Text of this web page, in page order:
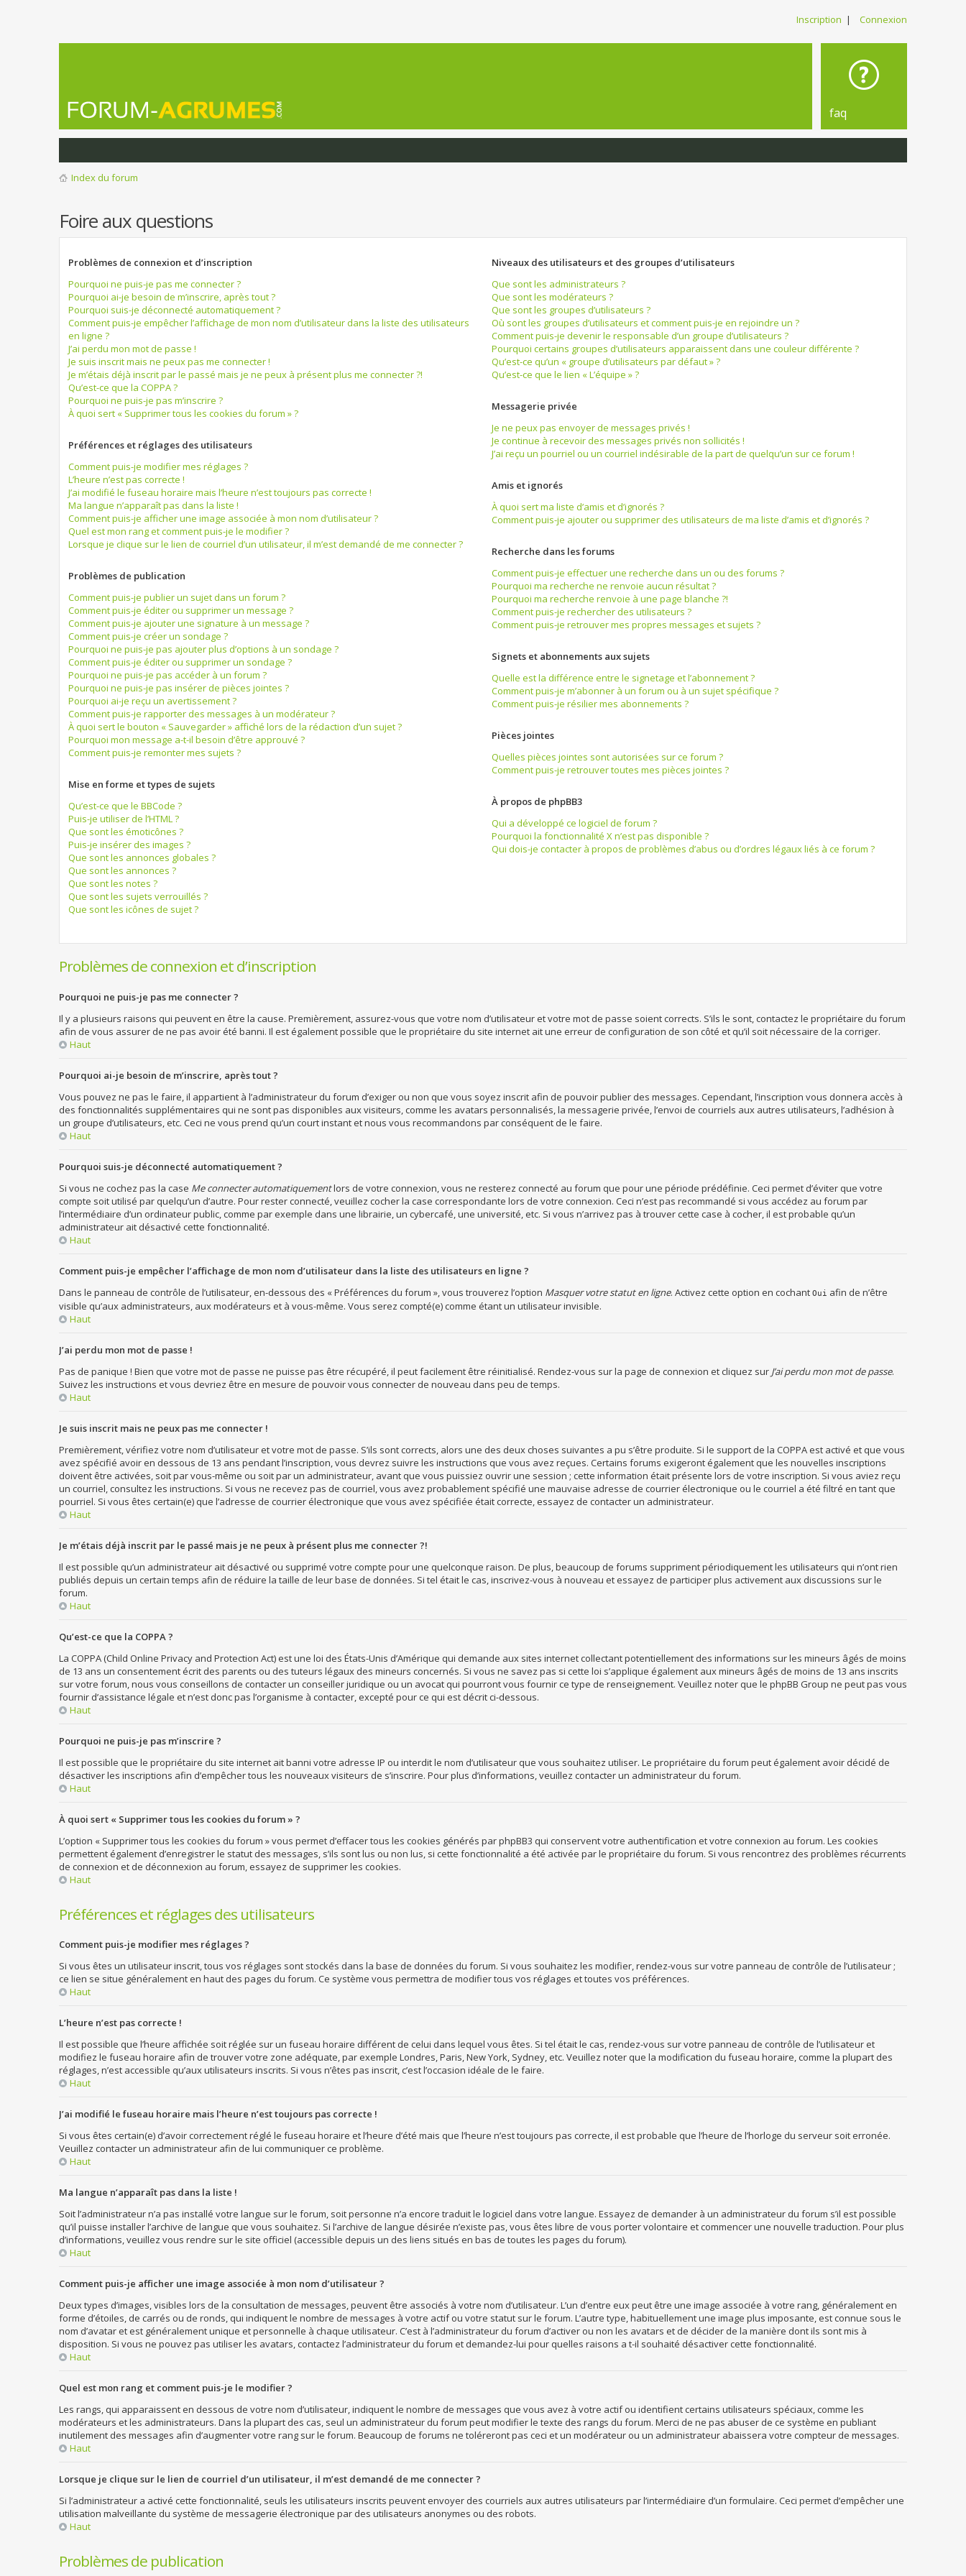
Inscription | Connexion
faq
Index du forum
Foire aux questions
Problèmes de connexion et d’inscription
Pourquoi ne puis-je pas me connecter ?
Pourquoi ai-je besoin de m’inscrire, après tout ?
Pourquoi suis-je déconnecté automatiquement ?
Comment puis-je empêcher l’affichage de mon nom d’utilisateur dans la liste des utilisateurs
en ligne ?
J’ai perdu mon mot de passe !
Je suis inscrit mais ne peux pas me connecter !
Je m’étais déjà inscrit par le passé mais je ne peux à présent plus me connecter ?!
Qu’est-ce que la COPPA ?
Pourquoi ne puis-je pas m’inscrire ?
À quoi sert « Supprimer tous les cookies du forum » ?
Préférences et réglages des utilisateurs
Comment puis-je modifier mes réglages ?
L’heure n’est pas correcte !
J’ai modifié le fuseau horaire mais l’heure n’est toujours pas correcte !
Ma langue n’apparaît pas dans la liste !
Comment puis-je afficher une image associée à mon nom d’utilisateur ?
Quel est mon rang et comment puis-je le modifier ?
Lorsque je clique sur le lien de courriel d’un utilisateur, il m’est demandé de me connecter ?
Problèmes de publication
Comment puis-je publier un sujet dans un forum ?
Comment puis-je éditer ou supprimer un message ?
Comment puis-je ajouter une signature à un message ?
Comment puis-je créer un sondage ?
Pourquoi ne puis-je pas ajouter plus d’options à un sondage ?
Comment puis-je éditer ou supprimer un sondage ?
Pourquoi ne puis-je pas accéder à un forum ?
Pourquoi ne puis-je pas insérer de pièces jointes ?
Pourquoi ai-je reçu un avertissement ?
Comment puis-je rapporter des messages à un modérateur ?
À quoi sert le bouton « Sauvegarder » affiché lors de la rédaction d’un sujet ?
Pourquoi mon message a-t-il besoin d’être approuvé ?
Comment puis-je remonter mes sujets ?
Mise en forme et types de sujets
Qu’est-ce que le BBCode ?
Puis-je utiliser de l’HTML ?
Que sont les émoticônes ?
Puis-je insérer des images ?
Que sont les annonces globales ?
Que sont les annonces ?
Que sont les notes ?
Que sont les sujets verrouillés ?
Que sont les icônes de sujet ?
Niveaux des utilisateurs et des groupes d’utilisateurs
Que sont les administrateurs ?
Que sont les modérateurs ?
Que sont les groupes d’utilisateurs ?
Où sont les groupes d’utilisateurs et comment puis-je en rejoindre un ?
Comment puis-je devenir le responsable d’un groupe d’utilisateurs ?
Pourquoi certains groupes d’utilisateurs apparaissent dans une couleur différente ?
Qu’est-ce qu’un « groupe d’utilisateurs par défaut » ?
Qu’est-ce que le lien « L’équipe » ?
Messagerie privée
Je ne peux pas envoyer de messages privés !
Je continue à recevoir des messages privés non sollicités !
J’ai reçu un pourriel ou un courriel indésirable de la part de quelqu’un sur ce forum !
Amis et ignorés
À quoi sert ma liste d’amis et d’ignorés ?
Comment puis-je ajouter ou supprimer des utilisateurs de ma liste d’amis et d’ignorés ?
Recherche dans les forums
Comment puis-je effectuer une recherche dans un ou des forums ?
Pourquoi ma recherche ne renvoie aucun résultat ?
Pourquoi ma recherche renvoie à une page blanche ?!
Comment puis-je rechercher des utilisateurs ?
Comment puis-je retrouver mes propres messages et sujets ?
Signets et abonnements aux sujets
Quelle est la différence entre le signetage et l’abonnement ?
Comment puis-je m’abonner à un forum ou à un sujet spécifique ?
Comment puis-je résilier mes abonnements ?
Pièces jointes
Quelles pièces jointes sont autorisées sur ce forum ?
Comment puis-je retrouver toutes mes pièces jointes ?
À propos de phpBB3
Qui a développé ce logiciel de forum ?
Pourquoi la fonctionnalité X n’est pas disponible ?
Qui dois-je contacter à propos de problèmes d’abus ou d’ordres légaux liés à ce forum ?
Problèmes de connexion et d’inscription
Pourquoi ne puis-je pas me connecter ?
Il y a plusieurs raisons qui peuvent en être la cause. Premièrement, assurez-vous que votre nom d’utilisateur et votre mot de passe soient corrects. S’ils le sont, contactez le propriétaire du forum
afin de vous assurer de ne pas avoir été banni. Il est également possible que le propriétaire du site internet ait une erreur de configuration de son côté et qu’il soit nécessaire de la corriger.
Haut
Pourquoi ai-je besoin de m’inscrire, après tout ?
Vous pouvez ne pas le faire, il appartient à l’administrateur du forum d’exiger ou non que vous soyez inscrit afin de pouvoir publier des messages. Cependant, l’inscription vous donnera accès à
des fonctionnalités supplémentaires qui ne sont pas disponibles aux visiteurs, comme les avatars personnalisés, la messagerie privée, l’envoi de courriels aux autres utilisateurs, l’adhésion à
un groupe d’utilisateurs, etc. Ceci ne vous prend qu’un court instant et nous vous recommandons par conséquent de le faire.
Haut
Pourquoi suis-je déconnecté automatiquement ?
Si vous ne cochez pas la case Me connecter automatiquementlors de votre connexion, vous ne resterez connecté au forum que pour une période prédéfinie. Ceci permet d’éviter que votre
compte soit utilisé par quelqu’un d’autre. Pour rester connecté, veuillez cocher la case correspondante lors de votre connexion. Ceci n’est pas recommandé si vous accédez au forum par
l’intermédiaire d’un ordinateur public, comme par exemple dans une librairie, un cybercafé, une université, etc. Si vous n’arrivez pas à trouver cette case à cocher, il est probable qu’un
administrateur ait désactivé cette fonctionnalité.
Haut
Comment puis-je empêcher l’affichage de mon nom d’utilisateur dans la liste des utilisateurs en ligne ?
Dans le panneau de contrôle de l’utilisateur, en-dessous des « Préférences du forum », vous trouverez l’option Masquer votre statut en ligne. Activez cette option en cochant Oui afin de n’être
visible qu’aux administrateurs, aux modérateurs et à vous-même. Vous serez compté(e) comme étant un utilisateur invisible.
Haut
J’ai perdu mon mot de passe !
Pas de panique ! Bien que votre mot de passe ne puisse pas être récupéré, il peut facilement être réinitialisé. Rendez-vous sur la page de connexion et cliquez sur J’ai perdu mon mot de passe.
Suivez les instructions et vous devriez être en mesure de pouvoir vous connecter de nouveau dans peu de temps.
Haut
Je suis inscrit mais ne peux pas me connecter !
Premièrement, vérifiez votre nom d’utilisateur et votre mot de passe. S’ils sont corrects, alors une des deux choses suivantes a pu s’être produite. Si le support de la COPPA est activé et que vous
avez spécifié avoir en dessous de 13 ans pendant l’inscription, vous devrez suivre les instructions que vous avez reçues. Certains forums exigeront également que les nouvelles inscriptions
doivent être activées, soit par vous-même ou soit par un administrateur, avant que vous puissiez ouvrir une session ; cette information était présente lors de votre inscription. Si vous aviez reçu
un courriel, consultez les instructions. Si vous ne recevez pas de courriel, vous avez probablement spécifié une mauvaise adresse de courrier électronique ou le courriel a été filtré en tant que
pourriel. Si vous êtes certain(e) que l’adresse de courrier électronique que vous avez spécifiée était correcte, essayez de contacter un administrateur.
Haut
Je m’étais déjà inscrit par le passé mais je ne peux à présent plus me connecter ?!
Il est possible qu’un administrateur ait désactivé ou supprimé votre compte pour une quelconque raison. De plus, beaucoup de forums suppriment périodiquement les utilisateurs qui n’ont rien
publiés depuis un certain temps afin de réduire la taille de leur base de données. Si tel était le cas, inscrivez-vous à nouveau et essayez de participer plus activement aux discussions sur le
forum.
Haut
Qu’est-ce que la COPPA ?
La COPPA (Child Online Privacy and Protection Act) est une loi des États-Unis d’Amérique qui demande aux sites internet collectant potentiellement des informations sur les mineurs âgés de moins
de 13 ans un consentement écrit des parents ou des tuteurs légaux des mineurs concernés. Si vous ne savez pas si cette loi s’applique également aux mineurs âgés de moins de 13 ans inscrits
sur votre forum, nous vous conseillons de contacter un conseiller juridique ou un avocat qui pourront vous fournir ce type de renseignement. Veuillez noter que le phpBB Group ne peut pas vous
fournir d’assistance légale et n’est donc pas l’organisme à contacter, excepté pour ce qui est décrit ci-dessous.
Haut
Pourquoi ne puis-je pas m’inscrire ?
Il est possible que le propriétaire du site internet ait banni votre adresse IP ou interdit le nom d’utilisateur que vous souhaitez utiliser. Le propriétaire du forum peut également avoir décidé de
désactiver les inscriptions afin d’empêcher tous les nouveaux visiteurs de s’inscrire. Pour plus d’informations, veuillez contacter un administrateur du forum.
Haut
À quoi sert « Supprimer tous les cookies du forum » ?
L’option « Supprimer tous les cookies du forum » vous permet d’effacer tous les cookies générés par phpBB3 qui conservent votre authentification et votre connexion au forum. Les cookies
permettent également d’enregistrer le statut des messages, s’ils sont lus ou non lus, si cette fonctionnalité a été activée par le propriétaire du forum. Si vous rencontrez des problèmes récurrents
de connexion et de déconnexion au forum, essayez de supprimer les cookies.
Haut
Préférences et réglages des utilisateurs
Comment puis-je modifier mes réglages ?
Si vous êtes un utilisateur inscrit, tous vos réglages sont stockés dans la base de données du forum. Si vous souhaitez les modifier, rendez-vous sur votre panneau de contrôle de l’utilisateur ;
ce lien se situe généralement en haut des pages du forum. Ce système vous permettra de modifier tous vos réglages et toutes vos préférences.
Haut
L’heure n’est pas correcte !
Il est possible que l’heure affichée soit réglée sur un fuseau horaire différent de celui dans lequel vous êtes. Si tel était le cas, rendez-vous sur votre panneau de contrôle de l’utilisateur et
modifiez le fuseau horaire afin de trouver votre zone adéquate, par exemple Londres, Paris, New York, Sydney, etc. Veuillez noter que la modification du fuseau horaire, comme la plupart des
réglages, n’est accessible qu’aux utilisateurs inscrits. Si vous n’êtes pas inscrit, c’est l’occasion idéale de le faire.
Haut
J’ai modifié le fuseau horaire mais l’heure n’est toujours pas correcte !
Si vous êtes certain(e) d’avoir correctement réglé le fuseau horaire et l’heure d’été mais que l’heure n’est toujours pas correcte, il est probable que l’heure de l’horloge du serveur soit erronée.
Veuillez contacter un administrateur afin de lui communiquer ce problème.
Haut
Ma langue n’apparaît pas dans la liste !
Soit l’administrateur n’a pas installé votre langue sur le forum, soit personne n’a encore traduit le logiciel dans votre langue. Essayez de demander à un administrateur du forum s’il est possible
qu’il puisse installer l’archive de langue que vous souhaitez. Si l’archive de langue désirée n’existe pas, vous êtes libre de vous porter volontaire et commencer une nouvelle traduction. Pour plus
d’informations, veuillez vous rendre sur le site officiel (accessible depuis un des liens situés en bas de toutes les pages du forum).
Haut
Comment puis-je afficher une image associée à mon nom d’utilisateur ?
Deux types d’images, visibles lors de la consultation de messages, peuvent être associés à votre nom d’utilisateur. L’un d’entre eux peut être une image associée à votre rang, généralement en
forme d’étoiles, de carrés ou de ronds, qui indiquent le nombre de messages à votre actif ou votre statut sur le forum. L’autre type, habituellement une image plus imposante, est connue sous le
nom d’avatar et est généralement unique et personnelle à chaque utilisateur. C’est à l’administrateur du forum d’activer ou non les avatars et de décider de la manière dont ils sont mis à
disposition. Si vous ne pouvez pas utiliser les avatars, contactez l’administrateur du forum et demandez-lui pour quelles raisons a t-il souhaité désactiver cette fonctionnalité.
Haut
Quel est mon rang et comment puis-je le modifier ?
Les rangs, qui apparaissent en dessous de votre nom d’utilisateur, indiquent le nombre de messages que vous avez à votre actif ou identifient certains utilisateurs spéciaux, comme les
modérateurs et les administrateurs. Dans la plupart des cas, seul un administrateur du forum peut modifier le texte des rangs du forum. Merci de ne pas abuser de ce système en publiant
inutilement des messages afin d’augmenter votre rang sur le forum. Beaucoup de forums ne toléreront pas ceci et un modérateur ou un administrateur abaissera votre compteur de messages.
Haut
Lorsque je clique sur le lien de courriel d’un utilisateur, il m’est demandé de me connecter ?
Si l’administrateur a activé cette fonctionnalité, seuls les utilisateurs inscrits peuvent envoyer des courriels aux autres utilisateurs par l’intermédiaire d’un formulaire. Ceci permet d’empêcher une
utilisation malveillante du système de messagerie électronique par des utilisateurs anonymes ou des robots.
Haut
Problèmes de publication